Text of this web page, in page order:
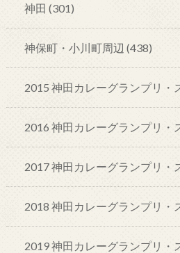
神田 (301)
神保町・小川町周辺 (438)
2015 神田カレーグランプリ・
2016 神田カレーグランプリ・
2017 神田カレーグランプリ・
2018 神田カレーグランプリ・
2019 神田カレーグランプリ・